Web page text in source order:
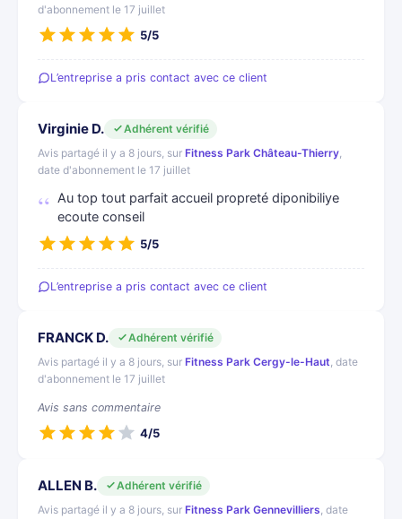
d'abonnement le 17 juillet
5/5
L’entreprise a pris contact avec ce client
Virginie D.
Adhérent vérifié
Avis partagé il y a 8 jours, sur Fitness Park Château-Thierry,
date d'abonnement le 17 juillet
Au top tout parfait accueil propreté diponibiliye
ecoute conseil
5/5
L’entreprise a pris contact avec ce client
FRANCK D.
Adhérent vérifié
Avis partagé il y a 8 jours, sur Fitness Park Cergy-le-Haut, date
d'abonnement le 17 juillet
Avis sans commentaire
4/5
ALLEN B.
Adhérent vérifié
Avis partagé il y a 8 jours, sur Fitness Park Gennevilliers, date